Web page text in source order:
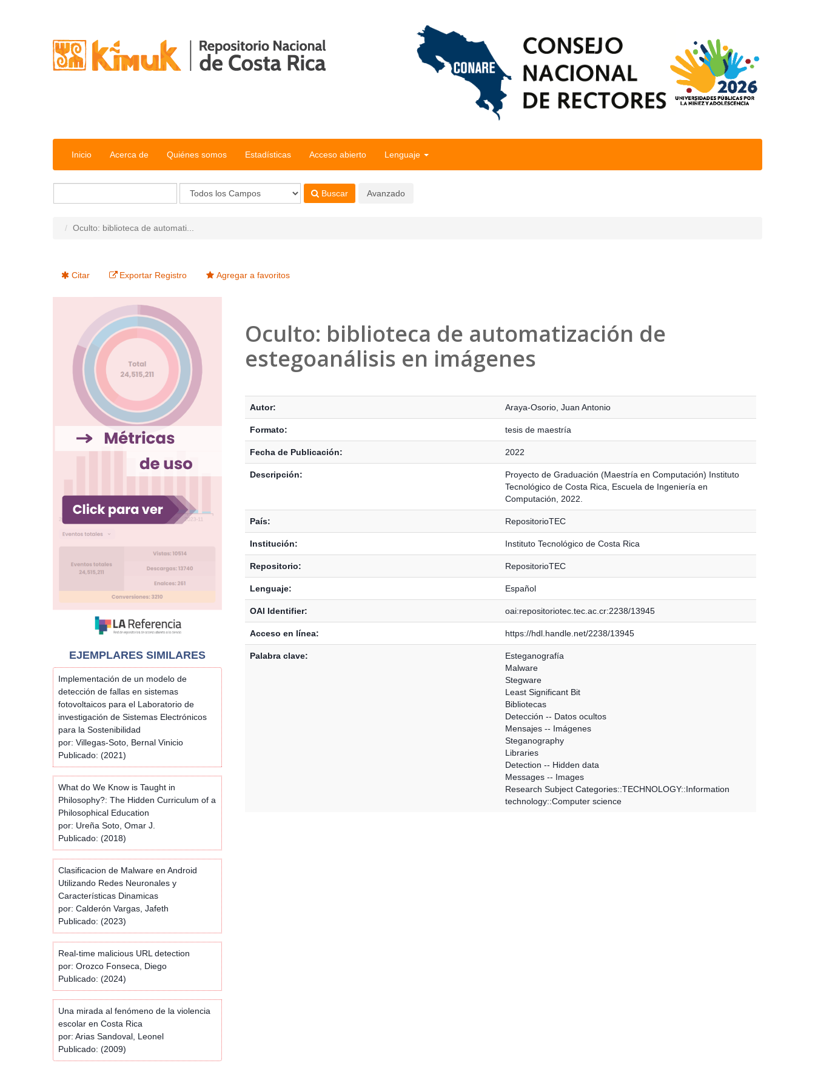
Inicio Acerca de Quiénes somos Estadísticas Acceso abierto Lenguaje
Buscar Avanzado
Oculto: biblioteca de automati...
Citar Exportar Registro Agregar a favoritos
Oculto: biblioteca de automatización de
estegoanálisis en imágenes
Autor: Araya-Osorio, Juan Antonio
Formato: tesis de maestría
Fecha de Publicación: 2022
Descripción:
Proyecto de Graduación (Maestría en Computación) Instituto
Tecnológico de Costa Rica, Escuela de Ingeniería en
Computación, 2022.
País: RepositorioTEC
Institución: Instituto Tecnológico de Costa Rica
Repositorio: RepositorioTEC
Lenguaje: Español
OAI Identifier: oai:repositoriotec.tec.ac.cr:2238/13945
Acceso en línea: https://hdl.handle.net/2238/13945
Palabra clave:
Esteganografía
Malware
Stegware
Least Significant Bit
Bibliotecas
Detección -- Datos ocultos
Mensajes -- Imágenes
Steganography
Libraries
Detection -- Hidden data
Messages -- Images
Research Subject Categories::TECHNOLOGY::Information
technology::Computer science
EJEMPLARES SIMILARES
Implementación de un modelo de
detección de fallas en sistemas
fotovoltaicos para el Laboratorio de
investigación de Sistemas Electrónicos
para la Sostenibilidad
por: Villegas-Soto, Bernal Vinicio
Publicado: (2021)
What do We Know is Taught in
Philosophy?: The Hidden Curriculum of a
Philosophical Education
por: Ureña Soto, Omar J.
Publicado: (2018)
Clasificacion de Malware en Android
Utilizando Redes Neuronales y
Características Dinamicas
por: Calderón Vargas, Jafeth
Publicado: (2023)
Real-time malicious URL detection
por: Orozco Fonseca, Diego
Publicado: (2024)
Una mirada al fenómeno de la violencia
escolar en Costa Rica
por: Arias Sandoval, Leonel
Publicado: (2009)